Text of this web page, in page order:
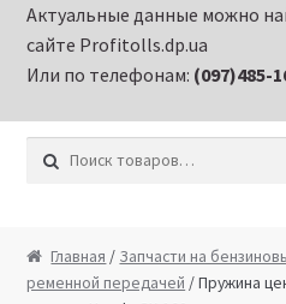
Аренда строительного
электроинструмента в
Витрина
Запчасти на бензиновые
Актуальные данные можно
сайте Profitolls.dp.ua
Или по телефонам: (097)485-
Искать:
Главная / Запчасти на
ременной передачей / Пружина